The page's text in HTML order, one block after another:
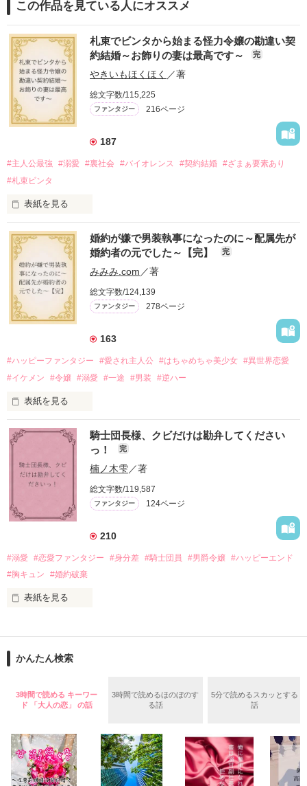
この作品を見ている人にオススメ
札束でビンタから始まる怪力令嬢の勘違い契
約結婚～お飾りの妻は最高です～
完
やきいもほくほく ／著
総文字数/115,225
ファンタジー 216ページ
187
#主人公最強 #溺愛 #裏社会 #バイオレンス #契約結婚 #ざまぁ要素あり
#札束ビンタ
表紙を見る
かつては英雄と呼ばれた父は事業で失敗ばかり。
そのせいで極貧生活を送るオリヴィア・ディルムーンは、母が
倒れたことをきっかけに娼婦になり稼ごうと屋敷を飛び出し
た。
娼館（たぶん）の店主は札束でビンタしてくる謎の男。
金と引き換えに雇われたと思いきや……契約結婚だった！？
裏社会を牛耳るロベールは仮面をつけており、謎が多いが幸せ
な結婚生活を満喫中。
そこでロベールを慕うアリスに一方的に敵視され、嫌がらせを
勘違いから始まる初夜騒動に危険ばかりの血まみれ新婚生活。
出会いは最悪、結婚生活は最高……？
愛を知らない公爵と天然怪力令嬢の溺愛バイオレンスラブコメ
ディです。
＊この世界のお金はお札にさせてください。
＊なろう、カクヨム、アルファポリス掲載中
作品を読む
婚約が嫌で男装執事になったのに～配属先が
婚約者の元でした～【完】
完
みみみ.com ／著
総文字数/124,139
ファンタジー 278ページ
163
#ハッピーファンタジー #愛され主人公 #はちゃめちゃ美少女 #異世界恋愛
#イケメン
#令嬢 #溺愛 #一途 #男装 #逆ハー
表紙を見る
＼異世界ラブコメ×ハッピーファンタジー／
「いやっほぉぉおお〜い！！！！」
バンジーした侯爵令嬢の先にいたのは
甘いマスクの公爵様の頭上でした
「…は？」
リリィ・ロゼッタ侯爵令嬢
透き通るほど白い肌と華奢の手足
ギル・レイヴン公爵
騎士団長様、クビだけは勘弁してください
っ！
完
楠ノ木雫／著
総文字数/119,587
ファンタジー 124ページ
210
#溺愛 #恋愛ファンタジー #身分差 #騎士団員 #男爵令嬢 #ハッピーエンド
#胸キュン
#婚約破棄
表紙を見る
目が覚めたら、自分の隣に知らない男が眠っていた。
朝の鍛錬が迫っていて置いていったが……
鍛錬後の業務中に遭遇、彼はあの近衛騎士団長だと判明した。
「そうだな……黙ってはおいてやろう。だが、何でもするとい
う言葉は言わないほうがいい」
かんたん検索
3時間で読める キーワー
ド 「大人の恋」 の話
3時間で読めるほのぼのす
る話
5分で読めるスカッとする
話